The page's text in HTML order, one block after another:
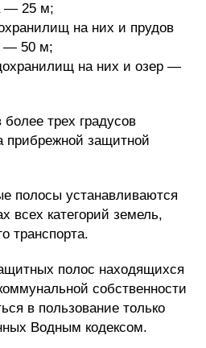
— 25 м;
на них и прудов
— 50 м;
на них и озер —
более трех градусов
защитной
полосы устанавливаются
всех категорий земель,
транспорта.
полос находящихся
собственности
в пользование только
Водным кодексом.